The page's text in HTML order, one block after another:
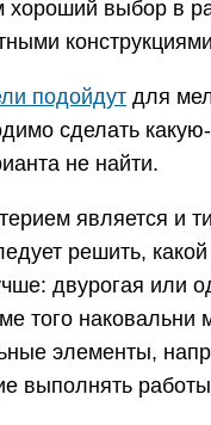
хороший выбор в
подойдут для
сделать
не найти.
является и
решить,
двурогая или
того наковальни
элементы,
выполнять работы